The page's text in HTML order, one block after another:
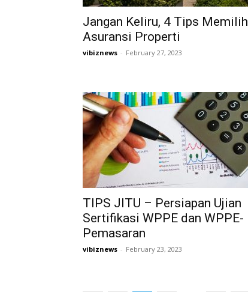
Jangan Keliru, 4 Tips Memilih
Asuransi Properti
vibiznews - February 27, 2023
TIPS JITU – Persiapan Ujian
Sertifikasi WPPE dan WPPE-
Pemasaran
vibiznews - February 23, 2023